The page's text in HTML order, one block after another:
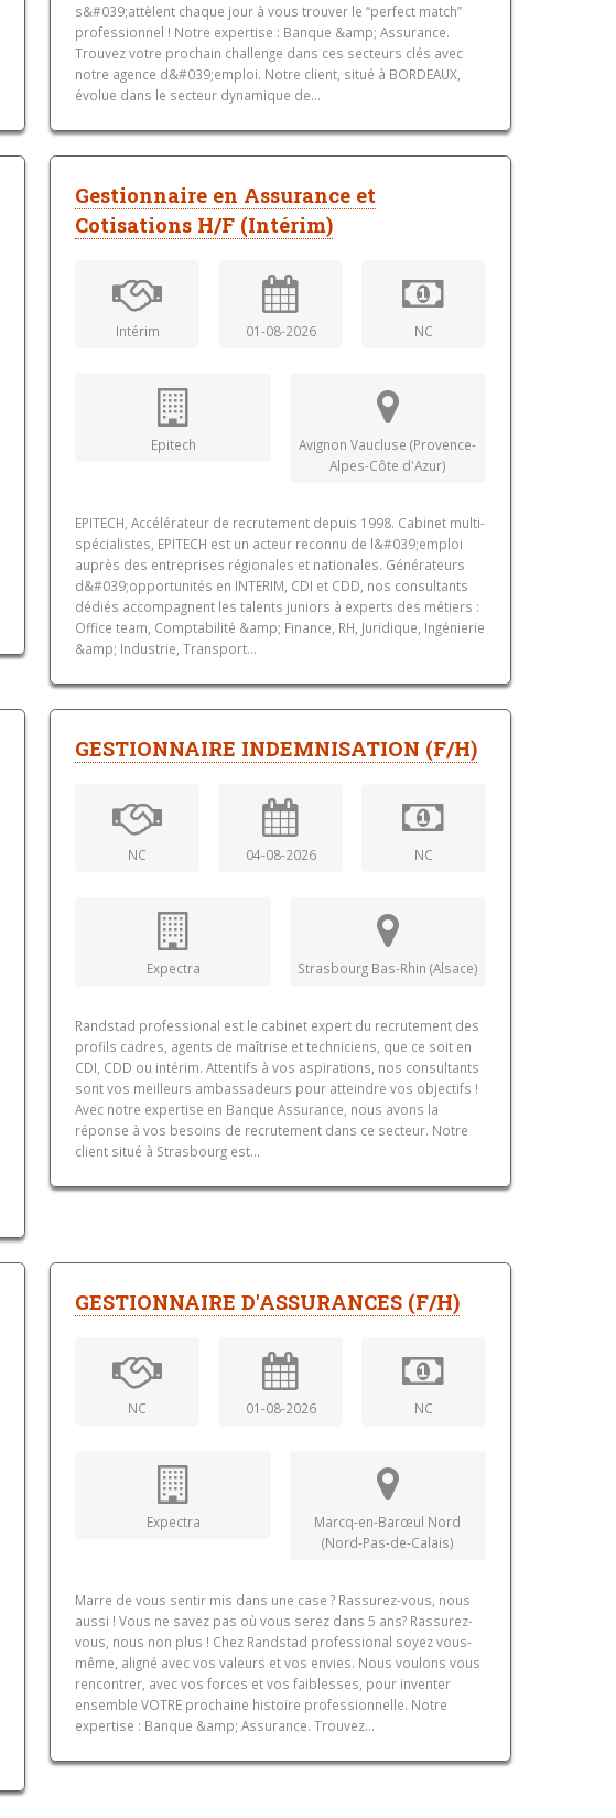
s&#039;attèlent chaque jour à vous trouver le “perfect match”
professionnel ! Notre expertise : Banque &amp; Assurance.
Trouvez votre prochain challenge dans ces secteurs clés avec
notre agence d&#039;emploi. Notre client, situé à BORDEAUX,
évolue dans le secteur dynamique de...
Gestionnaire en Assurance et
Cotisations H/F (Intérim)
Intérim 01-08-2026 NC
Epitech
Avignon Vaucluse (Provence-
Alpes-Côte d'Azur)
EPITECH, Accélérateur de recrutement depuis 1998. Cabinet multi-
spécialistes, EPITECH est un acteur reconnu de l&#039;emploi
auprès des entreprises régionales et nationales. Générateurs
d&#039;opportunités en INTERIM, CDI et CDD, nos consultants
dédiés accompagnent les talents juniors à experts des métiers :
Office team, Comptabilité &amp; Finance, RH, Juridique, Ingénierie
&amp; Industrie, Transport...
GESTIONNAIRE INDEMNISATION (F/H)
NC 04-08-2026 NC
Expectra Strasbourg Bas-Rhin (Alsace)
Randstad professional est le cabinet expert du recrutement des
profils cadres, agents de maîtrise et techniciens, que ce soit en
CDI, CDD ou intérim. Attentifs à vos aspirations, nos consultants
sont vos meilleurs ambassadeurs pour atteindre vos objectifs !
Avec notre expertise en Banque Assurance, nous avons la
réponse à vos besoins de recrutement dans ce secteur. Notre
client situé à Strasbourg est...
GESTIONNAIRE D'ASSURANCES (F/H)
NC 01-08-2026 NC
Expectra
Marcq-en-Barœul Nord
(Nord-Pas-de-Calais)
Marre de vous sentir mis dans une case ? Rassurez-vous, nous
aussi ! Vous ne savez pas où vous serez dans 5 ans? Rassurez-
vous, nous non plus ! Chez Randstad professional soyez vous-
même, aligné avec vos valeurs et vos envies. Nous voulons vous
rencontrer, avec vos forces et vos faiblesses, pour inventer
ensemble VOTRE prochaine histoire professionnelle. Notre
expertise : Banque &amp; Assurance. Trouvez...